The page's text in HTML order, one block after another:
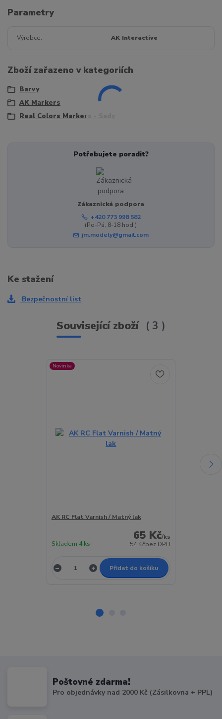
Parametry
Výrobce AK Interactive
Zboží zařazeno v kategoriích
Barvy
AK Markers
Real Colors Markers - Sady
Potřebujete poradit?
Zákaznická podpora
+420 773 998 582
(Po-Pá, 8-18 hod.)
jm.modely@gmail.com
Ke stažení
Bezpečnostní list
Související zboží 3
Novinka
AK RC Flat Varnish / Matný lak
65 Kč/ks
54 Kčbez DPH
Skladem 4 ks
Přidat do košíku
Poštovné zdarma!
Pro objednávky nad 2000 Kč (Zásilkovna + PPL)